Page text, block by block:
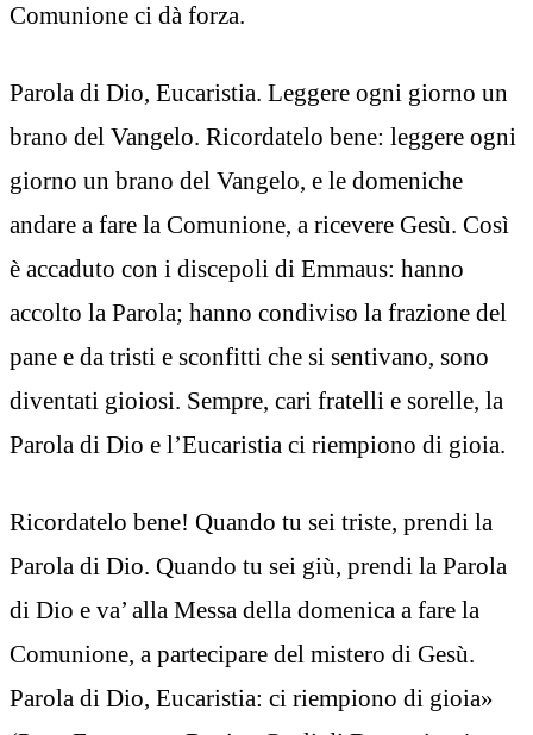
Comunione ci dà forza.
Parola di Dio, Eucaristia. Leggere ogni giorno un
brano del Vangelo. Ricordatelo bene: leggere ogni
giorno un brano del Vangelo, e le domeniche
andare a fare la Comunione, a ricevere Gesù. Così
è accaduto con i discepoli di Emmaus: hanno
accolto la Parola; hanno condiviso la frazione del
pane e da tristi e sconfitti che si sentivano, sono
diventati gioiosi. Sempre, cari fratelli e sorelle, la
Parola di Dio e l’Eucaristia ci riempiono di gioia.
Ricordatelo bene! Quando tu sei triste, prendi la
Parola di Dio. Quando tu sei giù, prendi la Parola
di Dio e va’ alla Messa della domenica a fare la
Comunione, a partecipare del mistero di Gesù.
Parola di Dio, Eucaristia: ci riempiono di gioia»